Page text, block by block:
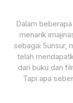
Dalam
menarik
sebagai 5unsur,
telah
dari buku dan
Tapi apa